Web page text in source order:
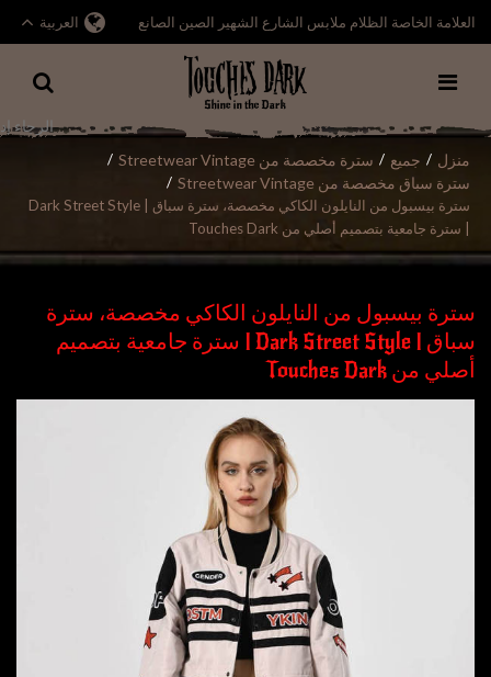
العلامة الخاصة الظلام ملابس الشارع الشهير الصين الصانع العربية
منزل / جميع / سترة مخصصة من Streetwear Vintage /
سترة سباق مخصصة من Streetwear Vintage
/
سترة بيسبول من النايلون الكاكي مخصصة، سترة سباق | Dark Street Style
| سترة جامعية بتصميم أصلي من Touches Dark
سترة بيسبول من النايلون الكاكي مخصصة، سترة
سباق | Dark Street Style | سترة جامعية بتصميم
أصلي من Touches Dark